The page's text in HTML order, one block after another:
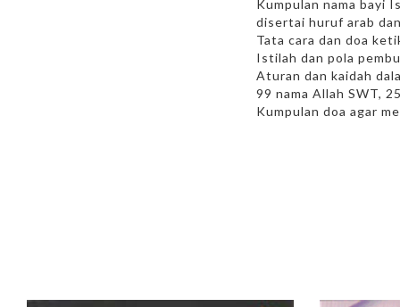
Kumpulan nama bayi
disertai huruf arab
Tata cara dan doa
Istilah dan pola
Aturan dan kaidah
99 nama Allah SWT,
Kumpulan doa agar